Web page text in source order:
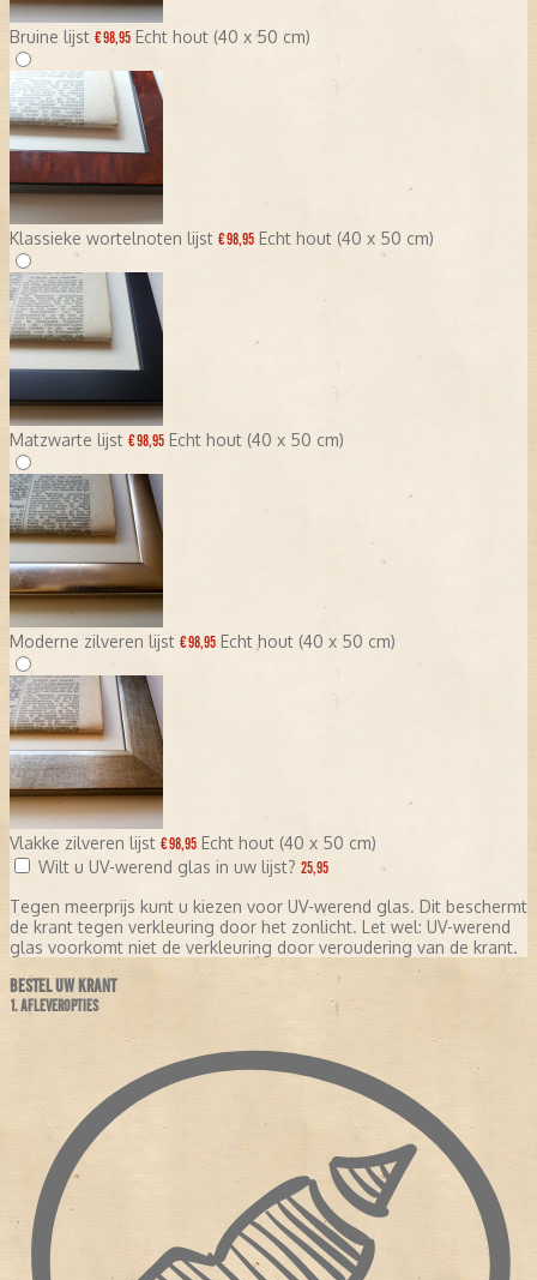
Bruine lijst € 98,95 Echt hout (40 x 50 cm)
Klassieke wortelnoten lijst € 98,95 Echt hout (40 x 50 cm)
Matzwarte lijst € 98,95 Echt hout (40 x 50 cm)
Moderne zilveren lijst € 98,95 Echt hout (40 x 50 cm)
Vlakke zilveren lijst € 98,95 Echt hout (40 x 50 cm)
Wilt u UV-werend glas in uw lijst? 25,95
Tegen meerprijs kunt u kiezen voor UV-werend glas. Dit beschermt
de krant tegen verkleuring door het zonlicht. Let wel: UV-werend
glas voorkomt niet de verkleuring door veroudering van de krant.
BESTEL UW KRANT
1. AFLEVEROPTIES